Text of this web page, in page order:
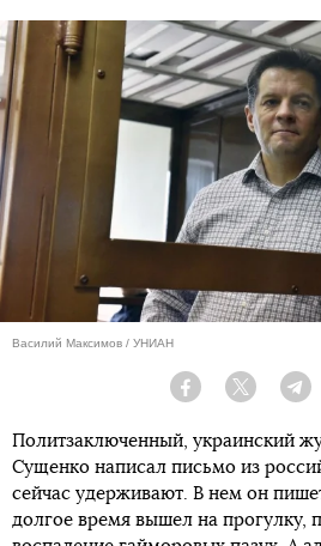
Василий Максимов / УНИАН
Facebook Twitter
Политзаключенный, украинский
Сущенко написал письмо из
сейчас удерживают. В нем он
долгое время вышел на прогулку,